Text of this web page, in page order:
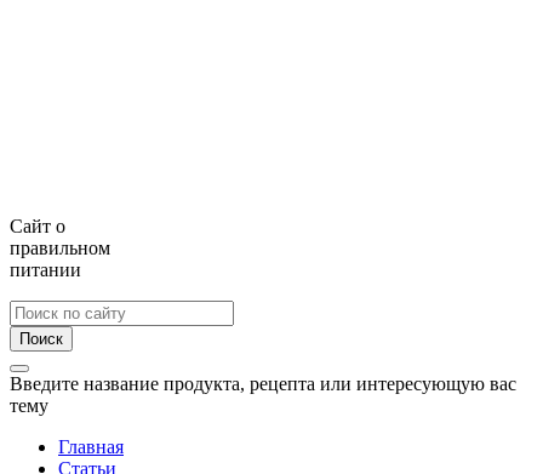
Сайт о
правильном
питании
Поиск
Введите название продукта, рецепта или интересующую вас
тему
Главная
Статьи